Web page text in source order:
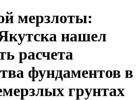
мерзлоты:
нашел
расчета
фундаментов в
грунтах